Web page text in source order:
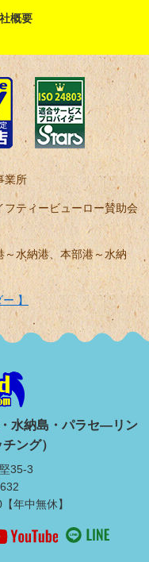
概要
業所
ティービューロー賛助会
～水納港、本部港～水納
】
水納島・パラセ―リン
ング）
35-3
年中無休】